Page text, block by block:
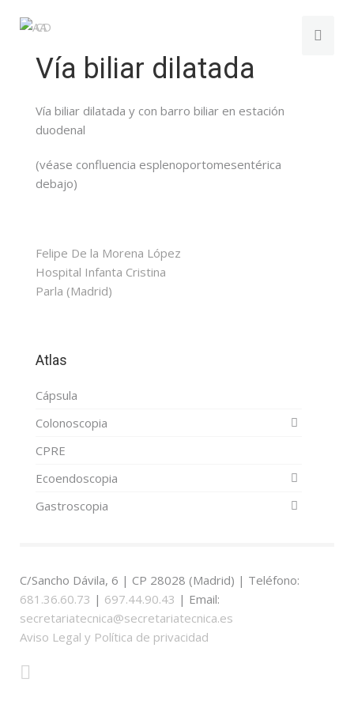
Vía biliar dilatada
Vía biliar dilatada y con barro biliar en estación
duodenal
(véase confluencia esplenoportomesentérica
debajo)
Felipe De la Morena López
Hospital Infanta Cristina
Parla (Madrid)
Atlas
Cápsula
Colonoscopia
CPRE
Ecoendoscopia
Gastroscopia
C/Sancho Dávila, 6 | CP 28028 (Madrid) | Teléfono:
681.36.60.73 | 697.44.90.43 | Email:
secretariatecnica@secretariatecnica.es
Aviso Legal y Política de privacidad